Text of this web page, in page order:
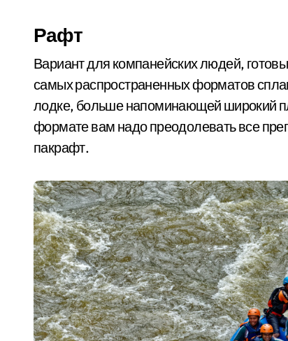
Рафт
Вариант для компанейских людей,
самых распространенных форматов
лодке, больше напоминающей широкий
формате вам надо преодолевать все
пакрафт.